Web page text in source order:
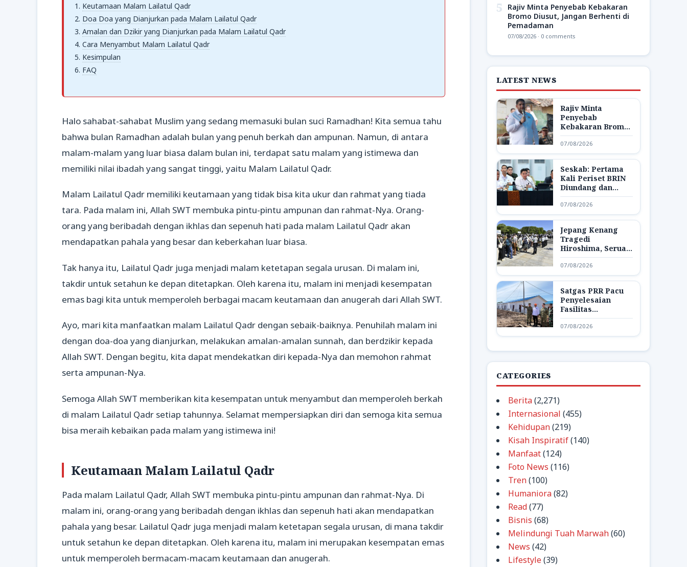
Keutamaan Malam Lailatul Qadr
Doa Doa yang Dianjurkan pada Malam Lailatul Qadr
Amalan dan Dzikir yang Dianjurkan pada Malam Lailatul Qadr
Cara Menyambut Malam Lailatul Qadr
Kesimpulan
FAQ
Halo sahabat-sahabat Muslim yang sedang memasuki bulan suci Ramadhan! Kita semua tahu
bahwa bulan Ramadhan adalah bulan yang penuh berkah dan ampunan. Namun, di antara
malam-malam yang luar biasa dalam bulan ini, terdapat satu malam yang istimewa dan
memiliki nilai ibadah yang sangat tinggi, yaitu Malam Lailatul Qadr.
Malam Lailatul Qadr memiliki keutamaan yang tidak bisa kita ukur dan rahmat yang tiada
tara. Pada malam ini, Allah SWT membuka pintu-pintu ampunan dan rahmat-Nya. Orang-
orang yang beribadah dengan ikhlas dan sepenuh hati pada malam Lailatul Qadr akan
mendapatkan pahala yang besar dan keberkahan luar biasa.
Tak hanya itu, Lailatul Qadr juga menjadi malam ketetapan segala urusan. Di malam ini,
takdir untuk setahun ke depan ditetapkan. Oleh karena itu, malam ini menjadi kesempatan
emas bagi kita untuk memperoleh berbagai macam keutamaan dan anugerah dari Allah SWT.
Ayo, mari kita manfaatkan malam Lailatul Qadr dengan sebaik-baiknya. Penuhilah malam ini
dengan doa-doa yang dianjurkan, melakukan amalan-amalan sunnah, dan berdzikir kepada
Allah SWT. Dengan begitu, kita dapat mendekatkan diri kepada-Nya dan memohon rahmat
serta ampunan-Nya.
Semoga Allah SWT memberikan kita kesempatan untuk menyambut dan memperoleh berkah
di malam Lailatul Qadr setiap tahunnya. Selamat mempersiapkan diri dan semoga kita semua
bisa meraih kebaikan pada malam yang istimewa ini!
Keutamaan Malam Lailatul Qadr
Pada malam Lailatul Qadr, Allah SWT membuka pintu-pintu ampunan dan rahmat-Nya. Di
malam ini, orang-orang yang beribadah dengan ikhlas dan sepenuh hati akan mendapatkan
pahala yang besar. Lailatul Qadr juga menjadi malam ketetapan segala urusan, di mana takdir
untuk setahun ke depan ditetapkan. Oleh karena itu, malam ini merupakan kesempatan emas
untuk memperoleh bermacam-macam keutamaan dan anugerah.
5
Rajiv Minta Penyebab Kebakaran
Bromo Diusut, Jangan Berhenti di
Pemadaman
07/08/2026 · 0 comments
LATEST NEWS
Rajiv Minta
Penyebab
Kebakaran Bromo
Diusut, Jangan
Berhenti di
Pemadaman
07/08/2026
Seskab: Pertama
Kali Periset BRIN
Diundang dan
Pamerkan Hasil
Riset di Istana
07/08/2026
Jepang Kenang
Tragedi
Hiroshima, Seruan
Dunia Bebas
Senjata Nuklir
Menggema
07/08/2026
Satgas PRR Pacu
Penyelesaian
Fasilitas
Pendukung Huntap
di Aceh Tamiang
07/08/2026
CATEGORIES
Berita(2,271)
Internasional (455)
Kehidupan(219)
Kisah Inspiratif(140)
Manfaat(124)
Foto News (116)
Tren(100)
Humaniora(82)
Read(77)
Bisnis (68)
Melindungi Tuah Marwah(60)
News (42)
Lifestyle(39)